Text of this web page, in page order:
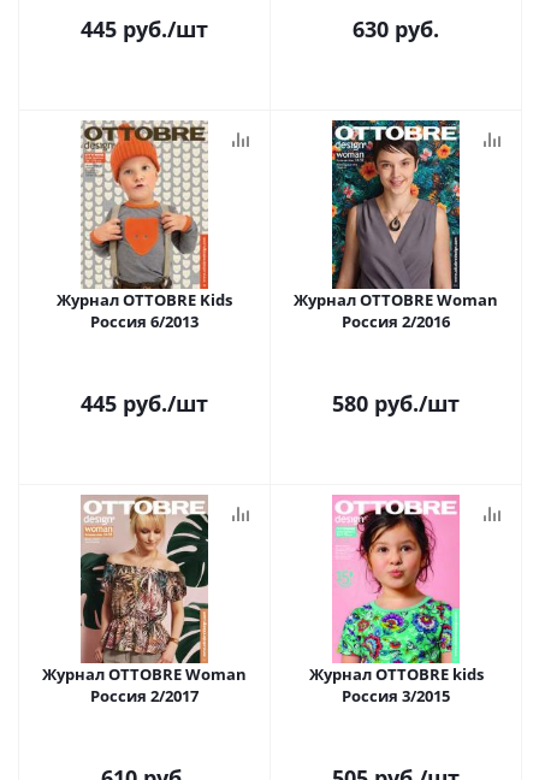
445 руб./шт 630 руб.
Журнал OTTOBRE Kids
Россия 6/2013
445 руб./шт
Журнал OTTOBRE Woman
Россия 2/2016
580 руб./шт
Журнал OTTOBRE Woman
Россия 2/2017
Журнал OTTOBRE kids
Россия 3/2015